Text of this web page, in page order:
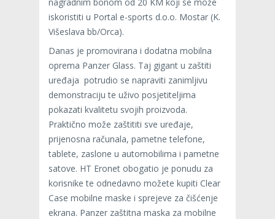
iskoristiti u Portal e-sports d.o.o. Mostar (K.
Višeslava bb/Orca).
Danas je promovirana i dodatna mobilna
oprema Panzer Glass. Taj gigant u zaštiti
uređaja potrudio se napraviti zanimljivu
demonstraciju te uživo posjetiteljima
pokazati kvalitetu svojih proizvoda.
Praktično može zaštititi sve uređaje,
prijenosna računala, pametne telefone,
tablete, zaslone u automobilima i pametne
satove. HT Eronet obogatio je ponudu za
korisnike te odnedavno možete kupiti Clear
Case mobilne maske i sprejeve za čišćenje
ekrana. Panzer zaštitna maska za mobilne